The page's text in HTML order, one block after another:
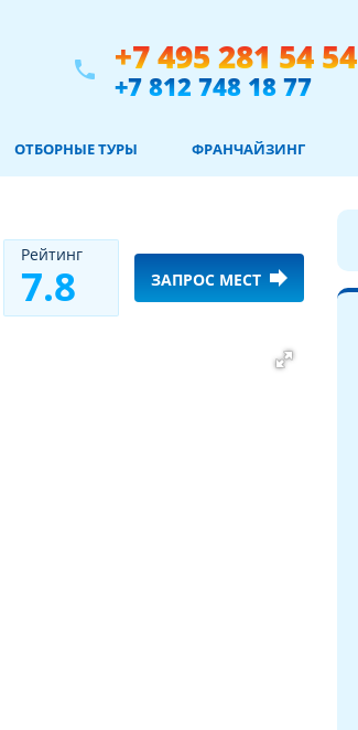
phone +7 495 281 54 54
+7 812 748 18 77
ОТБОРНЫЕ ТУРЫ ФРАНЧАЙЗИНГ
Рeйтинг
7.8 ЗАПРОС МЕСТ forward